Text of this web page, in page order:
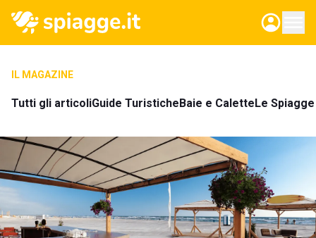
IL MAGAZINE
Tutti gli articoliGuide TuristicheBaie e CaletteLe